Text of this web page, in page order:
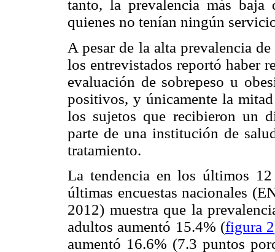
tanto, la prevalencia más baja
quienes no tenían ningún
A pesar de la alta prevalencia
los entrevistados reportó haber
evaluación de sobrepeso u
positivos, y únicamente la
los sujetos que recibieron un
parte de una institución de
tratamiento.
La tendencia en los últimos
últimas encuestas nacionales
2012) muestra que la
adultos aumentó 15.4% (figura 2
aumentó 16.6% (7.3 puntos